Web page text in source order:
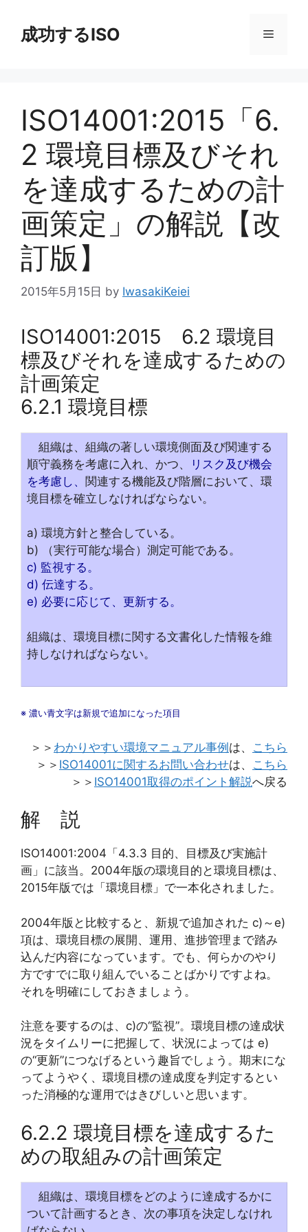
成功するISO メ
ISO14001:2015「6.
2 環境目標及びそれ
を達成するための計
画策定」の解説【改
訂版】
2015年5月15日 by IwasakiKeiei
ISO14001:2015 6.2 環境目
標及びそれを達成するための
計画策定
6.2.1 環境目標
組織は、組織の著しい環境側面及び関連する
順守義務を考慮に入れ、かつ、
リスク及び機会
を考慮し、 関連する機能及び階層において、環
境目標を確立しなければならない。
a) 環境方針と整合している。
b) （実行可能な場合）測定可能である。
c) 監視する。
d) 伝達する。
e) 必要に応じて、更新する。
組織は、環境目標に関する文書化した情報を維
持しなければならない。
※ 濃い青文字は新規で追加になった項目
＞＞ わかりやすい環境マニュアル事例は、 こちら
＞＞ ISO14001に関するお問い合わせは、 こちら
＞＞ ISO14001取得のポイント解説へ戻る
解 説
ISO14001:2004「4.3.3 目的、目標及び実施計
画」に該当。2004年版の環境目的と環境目標は、
2015年版では「環境目標」で一本化されました。
2004年版と比較すると、新規で追加された c)～e)
項は、環境目標の展開、運用、進捗管理まで踏み
込んだ内容になっています。でも、何らかのやり
方ですでに取り組んでいることばかりですよね。
それを明確にしておきましょう。
注意を要するのは、c)の“監視”。環境目標の達成状
況をタイムリーに把握して、状況によっては e)
の“更新”につなげるという趣旨でしょう。期末にな
ってようやく、環境目標の達成度を判定するとい
った消極的な運用ではきびしいと思います。
6.2.2 環境目標を達成するた
めの取組みの計画策定
組織は、環境目標をどのように達成するかに
ついて計画するとき、次の事項を決定しなけれ